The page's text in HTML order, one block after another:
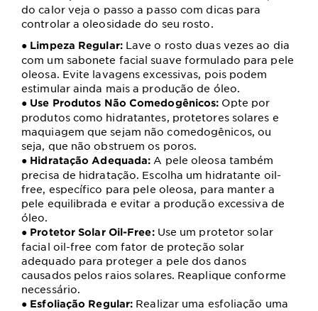
do calor veja o passo a passo com dicas para
controlar a oleosidade do seu rosto.
● Limpeza Regular: Lave o rosto duas vezes ao dia
com um sabonete facial suave formulado para pele
oleosa. Evite lavagens excessivas, pois podem
estimular ainda mais a produção de óleo.
● Use Produtos Não Comedogênicos: Opte por
produtos como hidratantes, protetores solares e
maquiagem que sejam não comedogênicos, ou
seja, que não obstruem os poros.
● Hidratação Adequada:A pele oleosa também
precisa de hidratação. Escolha um hidratante oil-
free, específico para pele oleosa, para manter a
pele equilibrada e evitar a produção excessiva de
óleo.
● Protetor Solar Oil-Free:Use um protetor solar
facial oil-free com fator de proteção solar
adequado para proteger a pele dos danos
causados pelos raios solares. Reaplique conforme
necessário.
● Esfoliação Regular: Realizar uma esfoliação uma